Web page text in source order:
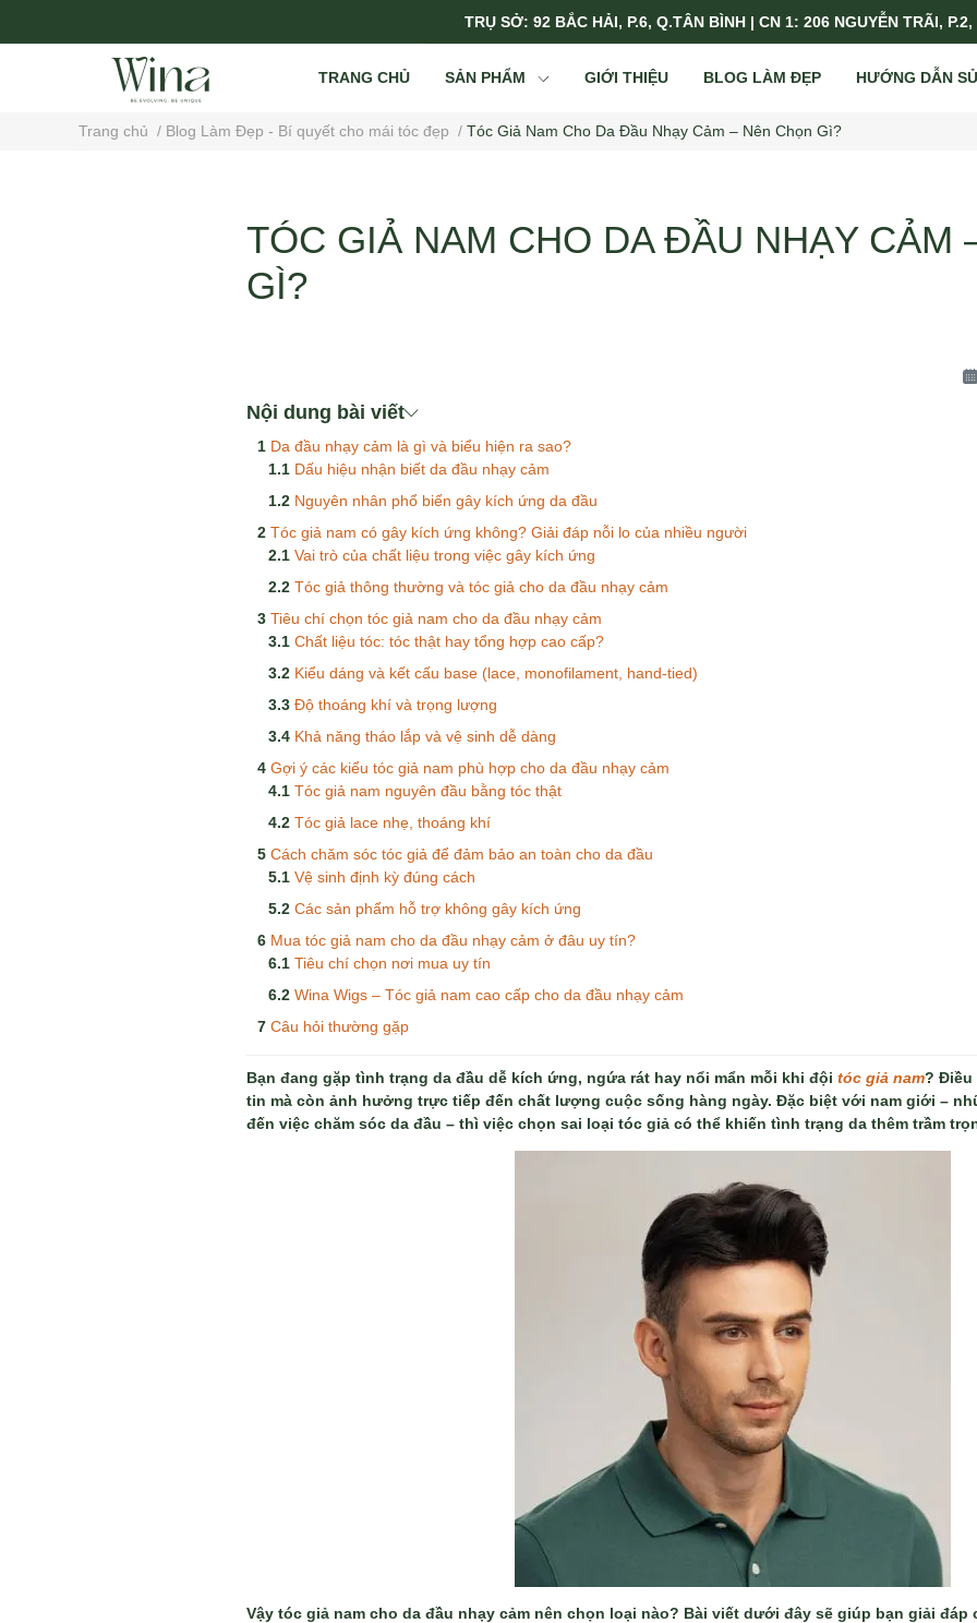
TRỤ SỞ: 92 BẮC HẢI, P.6, Q.TÂN BÌNH | CN 1: 206 NGUYỄN TRÃI, P.2,
TRANG CHỦ SẢN PHẨM GIỚI THIỆU BLOG LÀM ĐẸP HƯỚNG DẪN
Trang chủ / Blog Làm Đẹp - Bí quyết cho mái tóc đẹp / Tóc Giả Nam Cho Da Đầu Nhạy Cảm – Nên Chọn Gì?
TÓC GIẢ NAM CHO DA ĐẦU NHẠY CẢM
GÌ?
Nội dung bài viết
Da đầu nhạy cảm là gì và biểu hiện ra sao?
Dấu hiệu nhận biết da đầu nhạy cảm
Nguyên nhân phổ biến gây kích ứng da đầu
Tóc giả nam có gây kích ứng không? Giải đáp nỗi lo của nhiều người
Vai trò của chất liệu trong việc gây kích ứng
Tóc giả thông thường và tóc giả cho da đầu nhạy cảm
Tiêu chí chọn tóc giả nam cho da đầu nhạy cảm
Chất liệu tóc: tóc thật hay tổng hợp cao cấp?
Kiểu dáng và kết cấu base (lace, monofilament, hand-tied)
Độ thoáng khí và trọng lượng
Khả năng tháo lắp và vệ sinh dễ dàng
Gợi ý các kiểu tóc giả nam phù hợp cho da đầu nhạy cảm
Tóc giả nam nguyên đầu bằng tóc thật
Tóc giả lace nhẹ, thoáng khí
Cách chăm sóc tóc giả để đảm bảo an toàn cho da đầu
Vệ sinh định kỳ đúng cách
Các sản phẩm hỗ trợ không gây kích ứng
Mua tóc giả nam cho da đầu nhạy cảm ở đâu uy tín?
Tiêu chí chọn nơi mua uy tín
Wina Wigs – Tóc giả nam cao cấp cho da đầu nhạy cảm
Câu hỏi thường gặp
Bạn đang gặp tình trạng da đầu dễ kích ứng, ngứa rát hay nổi mẩn mỗi khi đội tóc giả nam? Điều
tin mà còn ảnh hưởng trực tiếp đến chất lượng cuộc sống hàng ngày. Đặc biệt với nam giới –
đến việc chăm sóc da đầu – thì việc chọn sai loại tóc giả có thể khiến tình trạng da thêm trầm
Vậy tóc giả nam cho da đầu nhạy cảm nên chọn loại nào? Bài viết dưới đây sẽ giúp bạn giải